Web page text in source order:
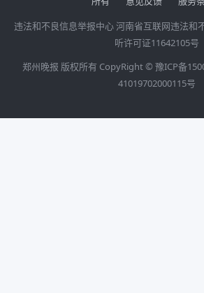
违法和不良信息举报中心河南省互联网违法和
听许可证11642105号
郑州晚报 版权所有 CopyRight © 豫ICP备
41019702000115号